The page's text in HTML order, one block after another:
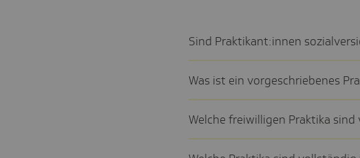
Sind Prak­ti­kan­t:innen
Was ist ein vorge­schrie­benes
Welche frei­wil­ligen Prak­tika